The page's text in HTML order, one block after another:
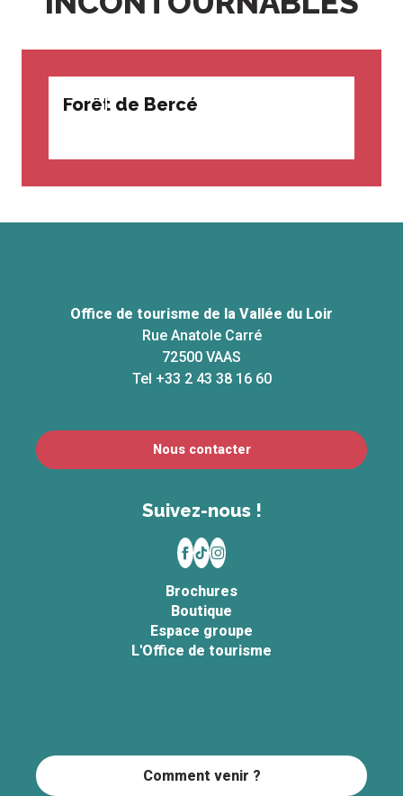
Forêt de Bercé
Office de tourisme de la Vallée du Loir
Rue Anatole Carré
72500 VAAS
Tel +33 2 43 38 16 60
Nous contacter
Suivez-nous !
Brochures
Boutique
Espace groupe
L'Office de tourisme
Comment venir ?